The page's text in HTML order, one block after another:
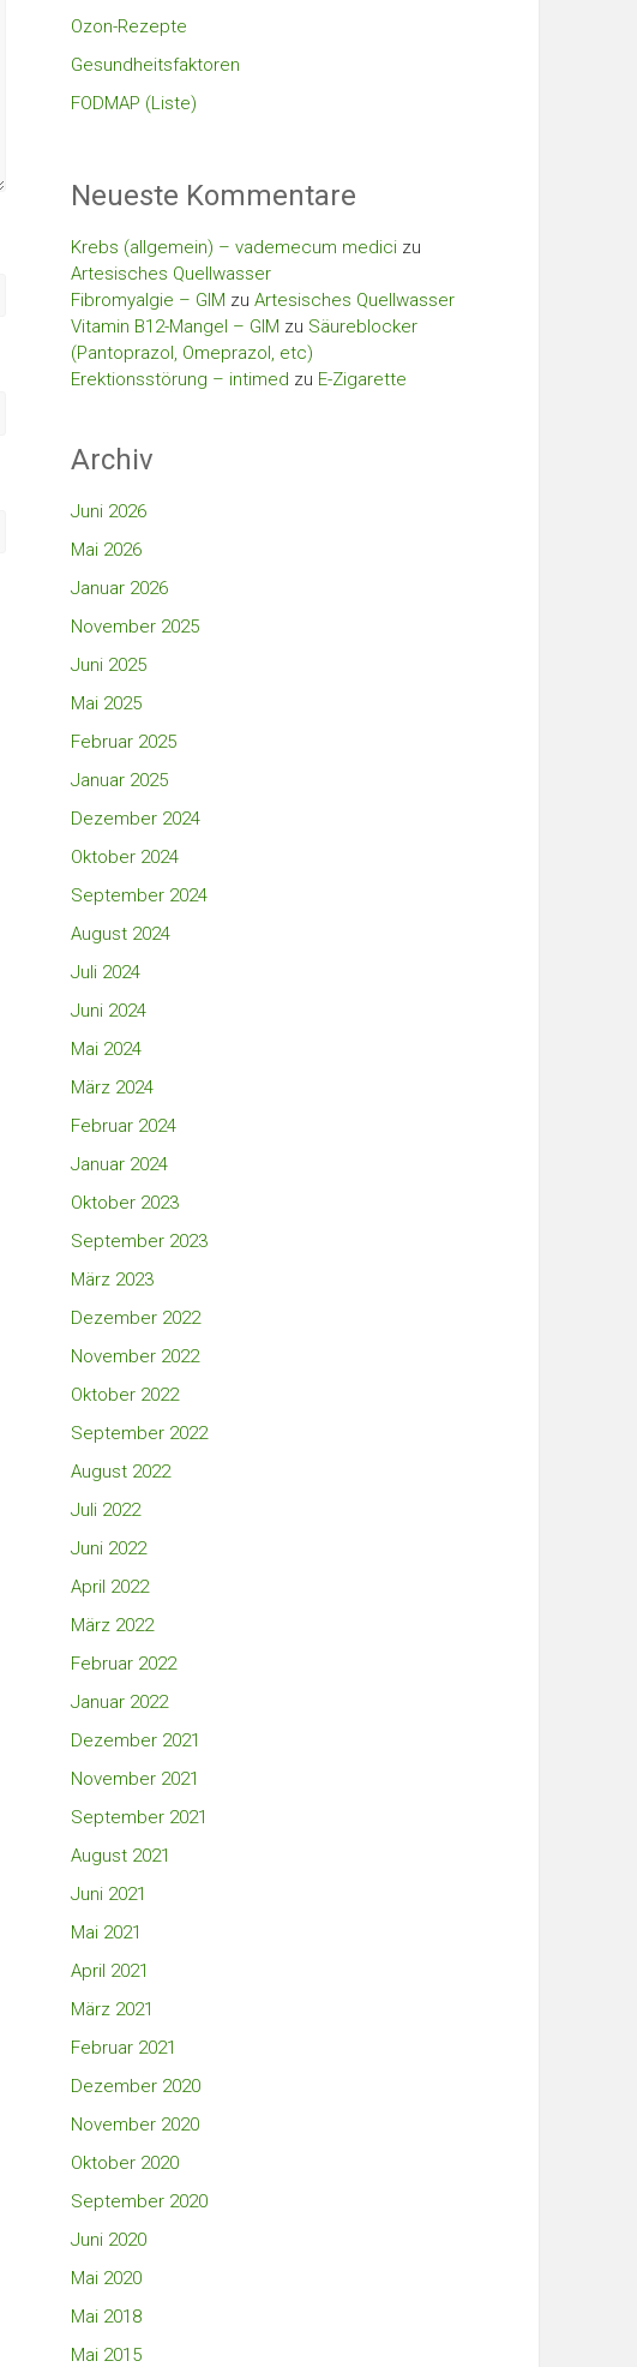
Ozon-Rezepte
Gesundheitsfaktoren
FODMAP (Liste)
Neueste Kommentare
Krebs (allgemein) – vademecum medici zu
Artesisches Quellwasser
Fibromyalgie – GIM zu Artesisches Quellwasser
Vitamin B12-Mangel – GIM zu Säureblocker
(Pantoprazol, Omeprazol, etc)
Erektionsstörung – intimed zu E-Zigarette
Archiv
Juni 2026
Mai 2026
Januar 2026
November 2025
Juni 2025
Mai 2025
Februar 2025
Januar 2025
Dezember 2024
Oktober 2024
September 2024
August 2024
Juli 2024
Juni 2024
Mai 2024
März 2024
Februar 2024
Januar 2024
Oktober 2023
September 2023
März 2023
Dezember 2022
November 2022
Oktober 2022
September 2022
August 2022
Juli 2022
Juni 2022
April 2022
März 2022
Februar 2022
Januar 2022
Dezember 2021
November 2021
September 2021
August 2021
Juni 2021
Mai 2021
April 2021
März 2021
Februar 2021
Dezember 2020
November 2020
Oktober 2020
September 2020
Juni 2020
Mai 2020
Mai 2018
Mai 2015